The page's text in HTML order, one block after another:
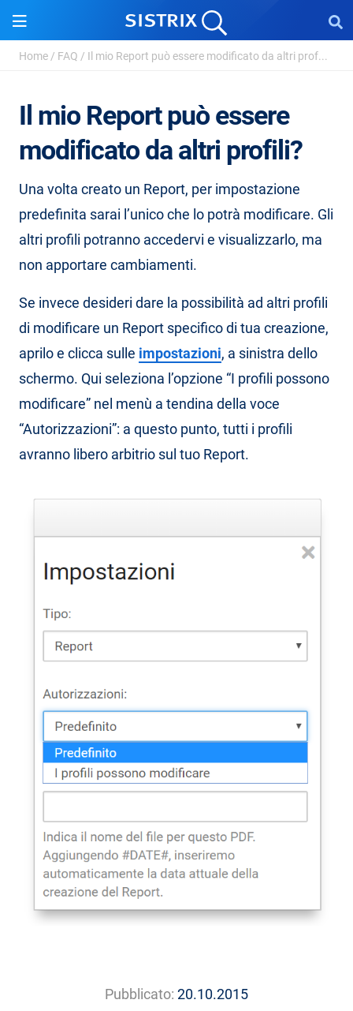
Home / FAQ / Il mio Report può essere modificato da altri prof...
Il mio Report può essere
modificato da altri profili?
Una volta creato un Report, per impostazione
predefinita sarai l’unico che lo potrà modificare. Gli
altri profili potranno accedervi e visualizzarlo, ma
non apportare cambiamenti.
Se invece desideri dare la possibilità ad altri profili
di modificare un Report specifico di tua creazione,
aprilo e clicca sulle impostazioni, a sinistra dello
schermo. Qui seleziona l’opzione “I profili possono
modificare” nel menù a tendina della voce
“Autorizzazioni”: a questo punto, tutti i profili
avranno libero arbitrio sul tuo Report.
Pubblicato: 20.10.2015